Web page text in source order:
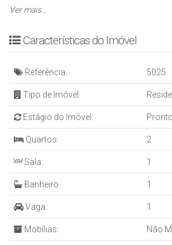
Sacada com
✔ Banheiro social
✔ Cozinha integrada ao living
✔ Área de serviço funcional
✔ Sacada privativa com churrasqueira
✔ 1 vaga de garagem privativa
🏢 Estrutura Completa do
Empreendimento
✅ 2 Elevadores modernos
✅ Interfone e portão eletrônico
✅ Guarita com porteiro 24h
✅ 11 pavimentos com 8 apartamentos
Ver mais...
Características do Imóvel
Referência: 5025
Tipo de Imóvel:
Estágio do Imóvel: Pronto
Quartos: 2
Sala: 1
Banheiro: 1
Vaga: 1
Mobílias: Não